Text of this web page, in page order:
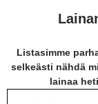
Listasimme
selkeästi nähdä
lainaa